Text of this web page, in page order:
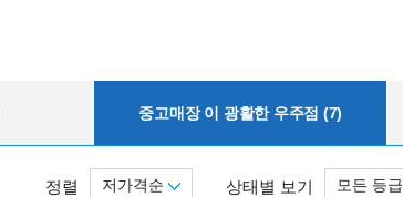
중고매장 이 광활한 우주점 (7)
상태별 보기 모든 등급
정렬 저가격순